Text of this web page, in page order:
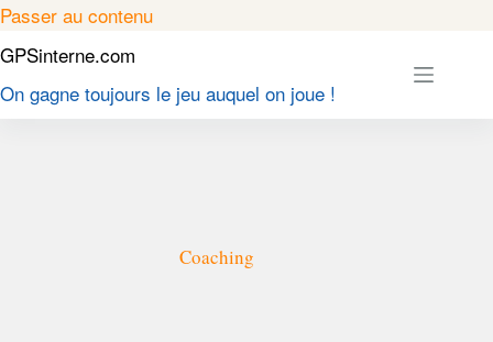
Passer au contenuPasser
GPSinterne.com
On gagne toujours le jeu auquel on joue !
Coaching